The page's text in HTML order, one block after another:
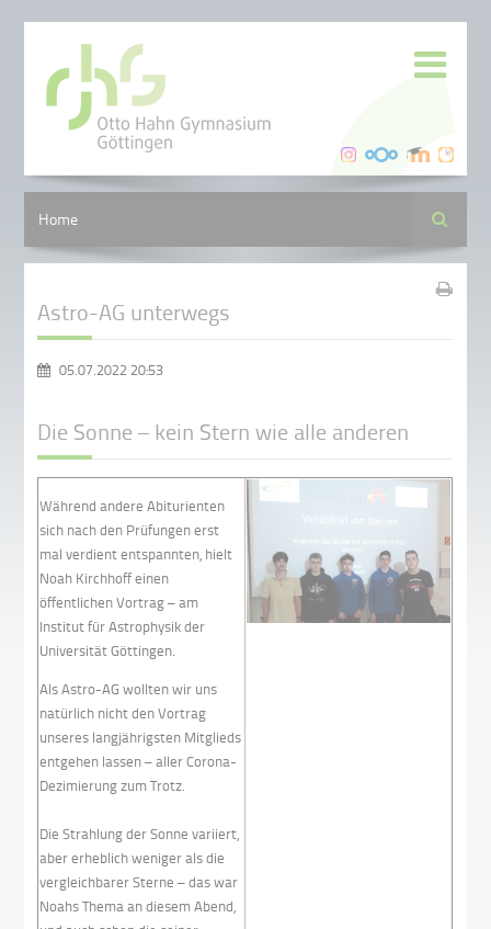
Home Suche
Astro-AG unterwegs
05.07.2022 20:53
Die Sonne – kein Stern wie alle anderen
Während andere Abiturienten
sich nach den Prüfungen erst
mal verdient entspannten, hielt
Noah Kirchhoff einen
öffentlichen Vortrag – am
Institut für Astrophysik der
Universität Göttingen.
Als Astro-AG wollten wir uns
natürlich nicht den Vortrag
unseres langjährigsten Mitglieds
entgehen lassen – aller Corona-
Dezimierung zum Trotz.
Die Strahlung der Sonne variiert,
aber erheblich weniger als die
vergleichbarer Sterne – das war
Noahs Thema an diesem Abend,